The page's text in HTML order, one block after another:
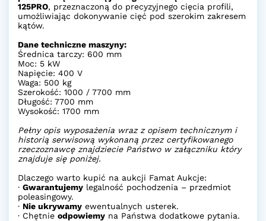
125PRO, przeznaczoną do precyzyjnego cięcia profili,
umożliwiając dokonywanie cięć pod szerokim zakresem
kątów.
Dane techniczne maszyny:
Średnica tarczy: 600 mm
Moc: 5 kW
Napięcie: 400 V
Waga: 500 kg
Szerokość: 1000 / 7700 mm
Długość: 7700 mm
Wysokość: 1700 mm
Pełny opis wyposażenia wraz z opisem technicznym i
historią serwisową wykonaną przez certyfikowanego
rzeczoznawcę znajdziecie Państwo w załączniku który
znajduje się poniżej.
Dlaczego warto kupić na aukcji Famat Aukcje:
· Gwarantujemy legalność pochodzenia – przedmiot
poleasingowy.
· Nie ukrywamy ewentualnych usterek.
· Chętnie odpowiemy na Państwa dodatkowe pytania.